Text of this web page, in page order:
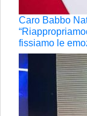
Caro Babbo
fissiamo le